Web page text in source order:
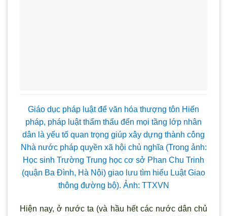
Giáo dục pháp luật để văn hóa thượng tôn Hiến
pháp, pháp luật thẩm thấu đến mọi tầng lớp nhân
dân là yếu tố quan trọng giúp xây dựng thành công
Nhà nước pháp quyền xã hội chủ nghĩa (Trong ảnh:
Học sinh Trường Trung học cơ sở Phan Chu Trinh
(quận Ba Đình, Hà Nội) giao lưu tìm hiểu Luật Giao
thông đường bộ). Ảnh: TTXVN
Hiện nay, ở nước ta (và hầu hết các nước dân chủ